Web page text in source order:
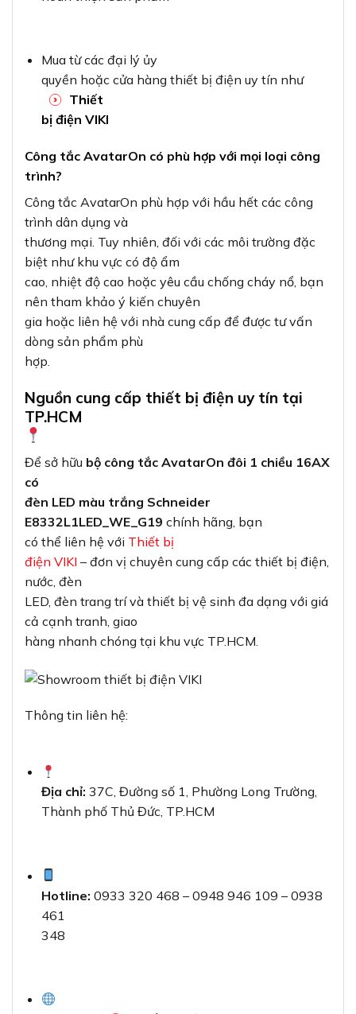
Mua từ các đại lý ủy
quyền hoặc cửa hàng thiết bị điện uy tín như
Thiết
bị điện VIKI
Công tắc AvatarOn có phù hợp với mọi loại công
trình?
Công tắc AvatarOn phù hợp với hầu hết các công
trình dân dụng và
thương mại. Tuy nhiên, đối với các môi trường đặc
biệt như khu vực có độ ẩm
cao, nhiệt độ cao hoặc yêu cầu chống cháy nổ, bạn
nên tham khảo ý kiến chuyên
gia hoặc liên hệ với nhà cung cấp để được tư vấn
dòng sản phẩm phù
hợp.
Nguồn cung cấp thiết bị điện uy tín tại
TP.HCM
Để sở hữu bộ công tắc AvatarOn đôi 1 chiều 16AX
có
đèn LED màu trắng Schneider
E8332L1LED_WE_G19 chính hãng, bạn
có thể liên hệ với Thiết bị
điện VIKI – đơn vị chuyên cung cấp các thiết bị điện,
nước, đèn
LED, đèn trang trí và thiết bị vệ sinh đa dạng với giá
cả cạnh tranh, giao
hàng nhanh chóng tại khu vực TP.HCM.
Thông tin liên hệ:
Địa chỉ: 37C, Đường số 1, Phường Long Trường,
Thành phố Thủ Đức, TP.HCM
Hotline: 0933 320 468 – 0948 946 109 – 0938
461
348